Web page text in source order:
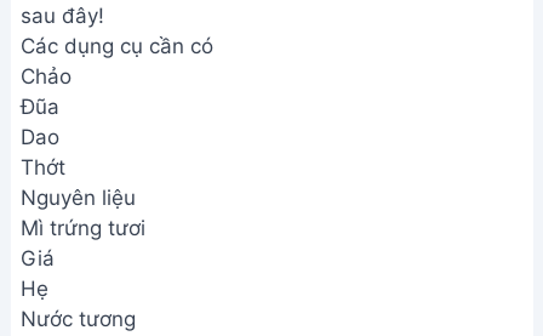
sau đây!
Các dụng cụ cần có
Chảo
Đũa
Dao
Thớt
Nguyên liệu
Mì trứng tươi
Giá
Hẹ
Nước tương